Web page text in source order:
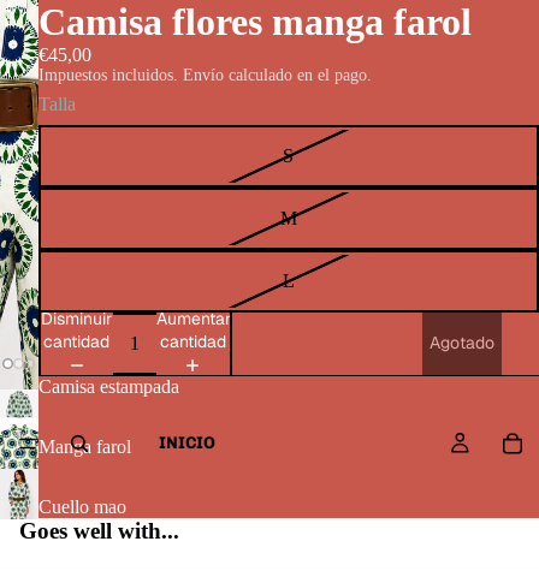
INICIO
Camisa flores manga farol
€45,00
Impuestos incluidos. Envío calculado en el pago.
Talla
S
M
L
Disminuir
cantidad
Aumentar
cantidad
Agotado
Camisa estampada
Manga farol
Cuello mao
Goes well with...